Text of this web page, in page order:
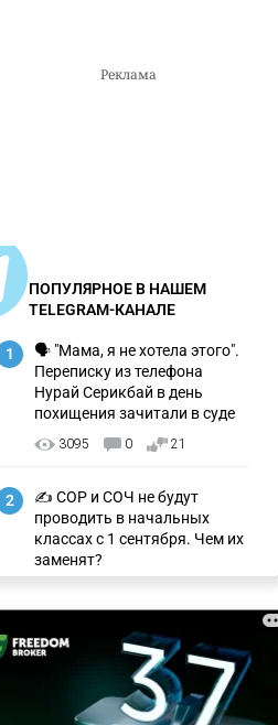
ПОПУЛЯРНОЕ В НАШЕМ
TELEGRAM-КАНАЛЕ
1
🗣 "Мама, я не хотела этого".
Переписку из телефона
Нурай Серикбай в день
похищения зачитали в суде
3095 0 21
2
✍️ СОР и СОЧ не будут
проводить в начальных
классах с 1 сентября. Чем их
заменят?
3
🗣 Мужчина сказал тост на
свадьбе и заработал
уголовное дело
2960 11 88